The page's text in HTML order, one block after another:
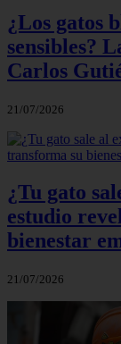
¿Los gatos
sensibles?
Carlos
21/07/2026
¿Tu gato
estudio
bienestar
21/07/2026